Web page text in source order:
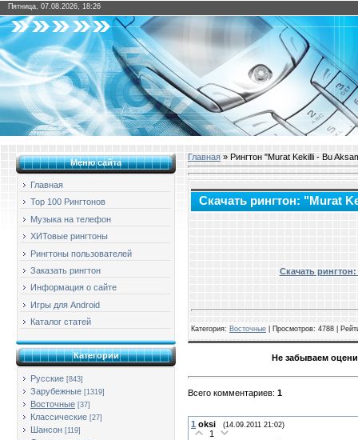
Пятница, 07.08.2026, 18:26
Меню сайта
Главная
Top 100 Рингтонов
Музыка на телефон
ХИТовые рингтоны
Рингтоны пользователей
Заказать рингтон
Информация о сайте
Игры для Android
Каталог статей
Категории
Русские [843]
Зарубежные [1319]
Восточные [37]
Классические [27]
Шансон [119]
Главная » Рингтон "Murat Kekilli - Bu
Скачать рингтон: "Murat
Скачать
Категория: Восточные Просмотров: 4788 |
Не забываем
Всего комментариев: 1
1 oksi (14.09.2011 21:02)
1